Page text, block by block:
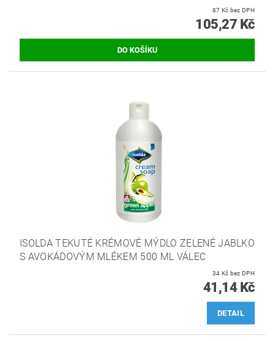
87 Kč bez DPH
105,27 Kč
ISOLDA TEKUTÉ KRÉMOVÉ MÝDLO ZELENÉ JABLKO
S AVOKÁDOVÝM MLÉKEM 500 ML VÁLEC
34 Kč bez DPH
41,14 Kč
DETAIL